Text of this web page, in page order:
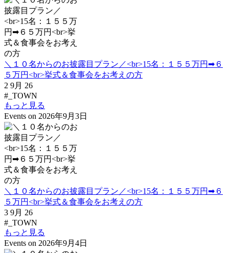
＼１０名からのお披露目プラン／<br>15名：１５５万円➡６
５万円<br>挙式＆食事会をお考えの方
2 9月 26
#_TOWN
もっと見る
Events on 2026年9月3日
＼１０名からのお披露目プラン／<br>15名：１５５万円➡６
５万円<br>挙式＆食事会をお考えの方
3 9月 26
#_TOWN
もっと見る
Events on 2026年9月4日